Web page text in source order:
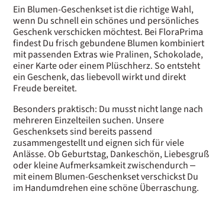
Ein Blumen-Geschenkset ist die richtige Wahl,
wenn Du schnell ein schönes und persönliches
Geschenk verschicken möchtest. Bei FloraPrima
findest Du frisch gebundene Blumen kombiniert
mit passenden Extras wie Pralinen, Schokolade,
einer Karte oder einem Plüschherz. So entsteht
ein Geschenk, das liebevoll wirkt und direkt
Freude bereitet.
Besonders praktisch: Du musst nicht lange nach
mehreren Einzelteilen suchen. Unsere
Geschenksets sind bereits passend
zusammengestellt und eignen sich für viele
Anlässe. Ob Geburtstag, Dankeschön, Liebesgruß
oder kleine Aufmerksamkeit zwischendurch –
mit einem Blumen-Geschenkset verschickst Du
im Handumdrehen eine schöne Überraschung.